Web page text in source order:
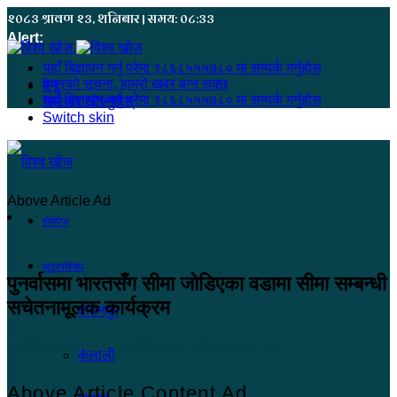
२०८३ श्रावण २३, शनिबार | समय: ०८:३३
Alert:
यहाँ बिज्ञापन गर्नु परेमा ९८६८५५५७८० मा सम्पर्क गर्नुहोस
हजुरको सूचना, हाम्रो खबर बन्न सक्छ
यहाँ बिज्ञापन गर्नु परेमा ९८६८५५५७८० मा सम्पर्क गर्नुहोस
मेनू
समाचार खोज्नुहोस्
Switch skin
होमपेज
सुदूरपश्चिम
कंचनपुर
कैलाली
Above Article Ad
पुनर्वासमा भारतसँग सीमा जोडिएका वडामा सीमा सम्बन्धी
सचेतनामूलक कार्यक्रम
किशोर तामाङ२०८१ आश्विन २१, सोमबार ०८:१५